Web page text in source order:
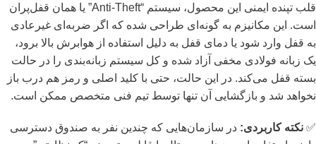
قلب تپنده ایمنی این محصول، سیستم “Anti-Theft” یا همان قفل‌پران
است. این مکانیزم به گونه‌ای طراحی شده که اگر ضربه‌ای غیرعادی
به قفل وارد شود یا دمای قفل به دلیل استفاده از هوابرش بالا برود،
یک زبانه فولادی مخفی آزاد شده و کل سیستم زبانه‌بندی را در حالت
بسته قفل می‌کند. در این حالت، حتی با کلید اصلی و رمز هم درب باز
نخواهد شد و بازگشایی آن تنها توسط تیم فنی متخصص ممکن است.
✅ نکته کاربردی: در سازمان‌هایی که چندین نفر به صندوق دسترسی